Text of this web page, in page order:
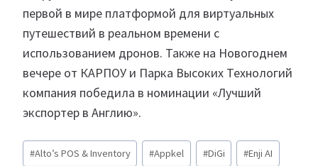
первой в мире платформой для виртуальных
путешествий в реальном времени с
использованием дронов. Также на Новогоднем
вечере от КАРПОУ и Парка Высоких Технологий
компания победила в номинации «Лучший
экспортер в Англию».
Метки
#Alto’s POS & Inventory #Appkel #DiGi #Enji AI